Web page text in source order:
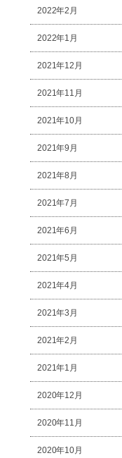
2022年2月
2022年1月
2021年12月
2021年11月
2021年10月
2021年9月
2021年8月
2021年7月
2021年6月
2021年5月
2021年4月
2021年3月
2021年2月
2021年1月
2020年12月
2020年11月
2020年10月